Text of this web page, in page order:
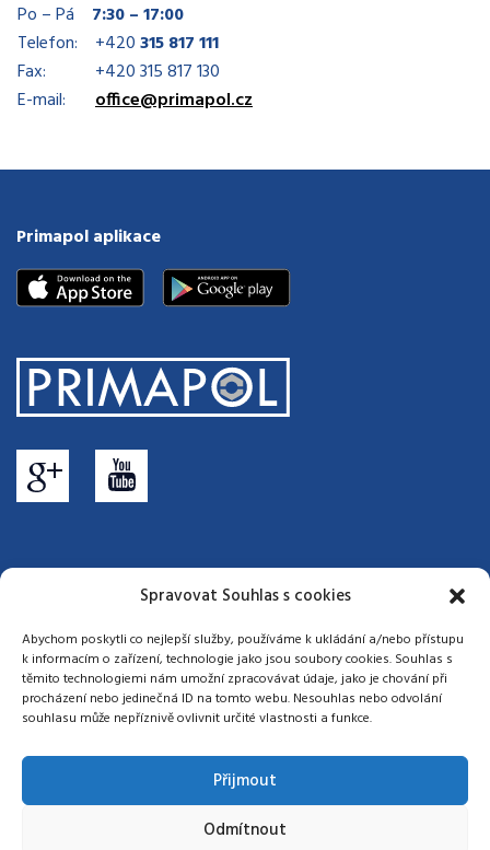
Spravovat Souhlas s cookies
Abychom poskytli co nejlepší služby, používáme k ukládání a/nebo přístupu
k informacím o zařízení, technologie jako jsou soubory cookies. Souhlas s
těmito technologiemi nám umožní zpracovávat údaje, jako je chování při
procházení nebo jedinečná ID na tomto webu. Nesouhlas nebo odvolání
souhlasu může nepříznivě ovlivnit určité vlastnosti a funkce.
Přijmout
Odmítnout
Po – Pá
7:30 – 17:00
Telefon:
+420315 817 111
Fax:
+420 315 817 130
E-mail:
office@primapol.cz
Primapol aplikace
Všeobecné obchodní podmínky|Všeobecné nákupní
podmínky|Zásady cookies
© 2017 - 2026 Primapol-Metal-Spot s.r.o. | Web:Phares s.r.o.